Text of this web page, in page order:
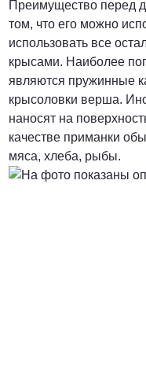
Преимущество перед
том, что его можно
использовать все
крысами. Наиболее
являются пружинные
крысоловки верша.
наносят на
качестве приманки
мяса, хлеба, рыбы.